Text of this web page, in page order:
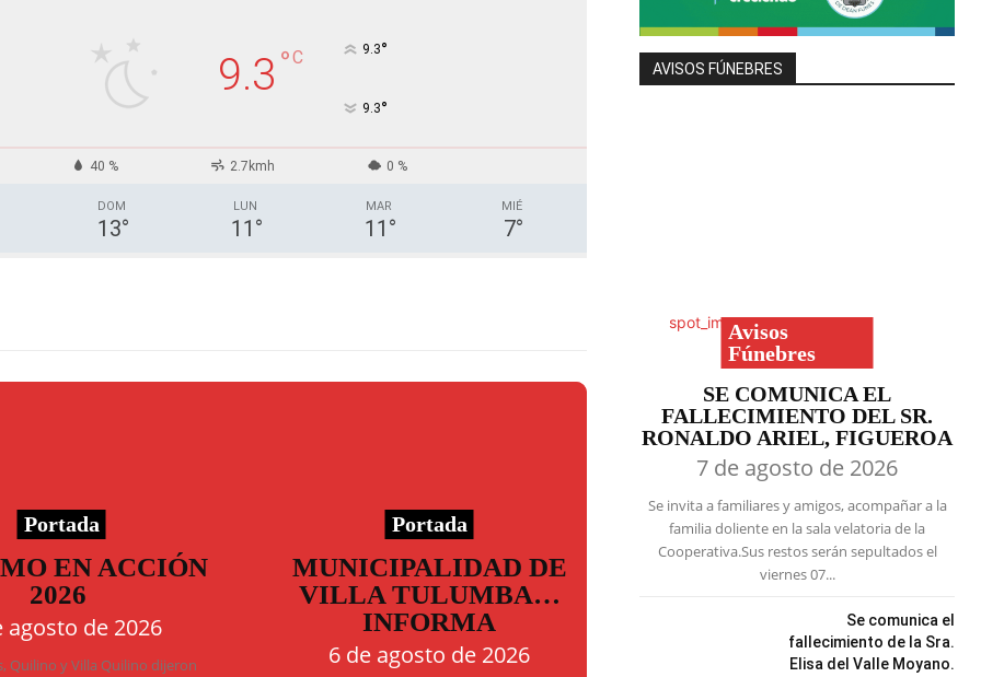
9.3 °C 9.3°
9.3°
40 % 2.7kmh 0 %
DOM
13°
LUN
11 °
MAR
11 °
MIÉ
7°
Portada
EN ACCIÓN
2026
agosto de 2026
Quilino y Villa Quilino dijeron
Portada
MUNICIPALIDAD DE
VILLA TULUMBA…
INFORMA
6 de agosto de 2026
AVISOS FÚNEBRES
Avisos
Fúnebres
SE COMUNICA EL
FALLECIMIENTO DEL SR.
RONALDO ARIEL, FIGUEROA
7 de agosto de 2026
Se invita a familiares y amigos, acompañar a la
familia doliente en la sala velatoria de la
Cooperativa.Sus restos serán sepultados el
viernes 07...
Se comunica el
fallecimiento de la Sra.
Elisa del Valle Moyano.